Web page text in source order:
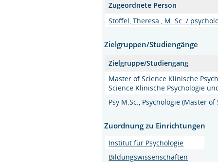
Zugeordnete Person
Stoffel, Theresa , M. Sc. /
Zielgruppen/Studiengänge
Zielgruppe/Studiengang
Master of Science Klinische
Science Klinische Psychologie
Psy M.Sc., Psychologie (Master of
Zuordnung zu Einrichtungen
Institut für Psychologie
Bildungswissenschaften